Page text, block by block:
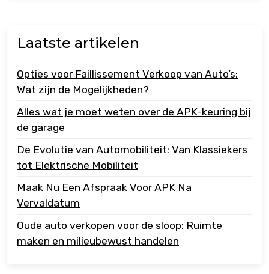
Laatste artikelen
Opties voor Faillissement Verkoop van Auto’s:
Wat zijn de Mogelijkheden?
Alles wat je moet weten over de APK-keuring bij
de garage
De Evolutie van Automobiliteit: Van Klassiekers
tot Elektrische Mobiliteit
Maak Nu Een Afspraak Voor APK Na
Vervaldatum
Oude auto verkopen voor de sloop: Ruimte
maken en milieubewust handelen